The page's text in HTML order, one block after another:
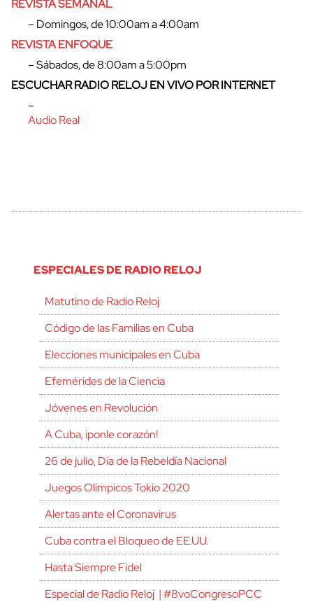
REVISTA SEMANAL
– Domingos, de 10:00am a 4:00am
REVISTA ENFOQUE
– Sábados, de 8:00am a 5:00pm
ESCUCHAR RADIO RELOJ EN VIVO POR INTERNET
–
Audio Real
ESPECIALES DE RADIO RELOJ
Matutino de Radio Reloj
Código de las Familias en Cuba
Elecciones municipales en Cuba
Efemérides de la Ciencia
Jóvenes en Revolución
A Cuba, ¡ponle corazón!
26 de julio, Día de la Rebeldía Nacional
Juegos Olímpicos Tokio 2020
Alertas ante el Coronavirus
Cuba contra el Bloqueo de EE.UU.
Hasta Siempre Fidel
Especial de Radio Reloj | #8voCongresoPCC